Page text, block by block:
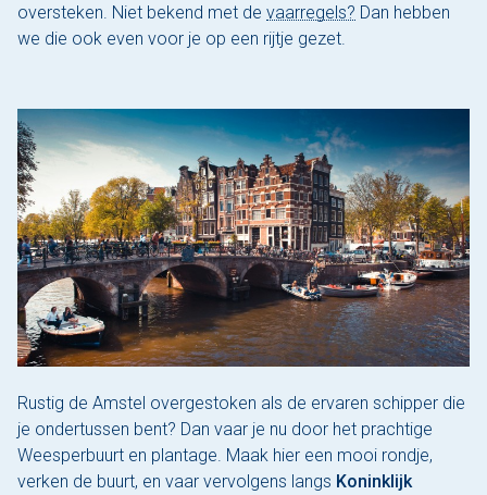
oversteken. Niet bekend met de vaarregels? Dan hebben
we die ook even voor je op een rijtje gezet.
Rustig de Amstel overgestoken als de ervaren schipper die
je ondertussen bent? Dan vaar je nu door het prachtige
Weesperbuurt en plantage. Maak hier een mooi rondje,
verken de buurt, en vaar vervolgens langs Koninklijk